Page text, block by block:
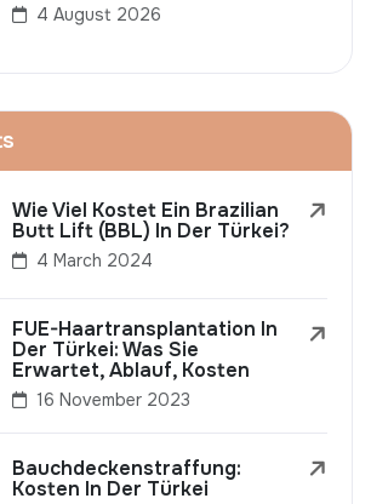
4 August 2026
Wie Viel Kostet Ein Brazilian
Butt Lift (BBL) In Der Türkei?
4 March 2024
FUE-Haartransplantation In
Der Türkei: Was Sie
Erwartet, Ablauf, Kosten
16 November 2023
Bauchdeckenstraffung:
Kosten In Der Türkei